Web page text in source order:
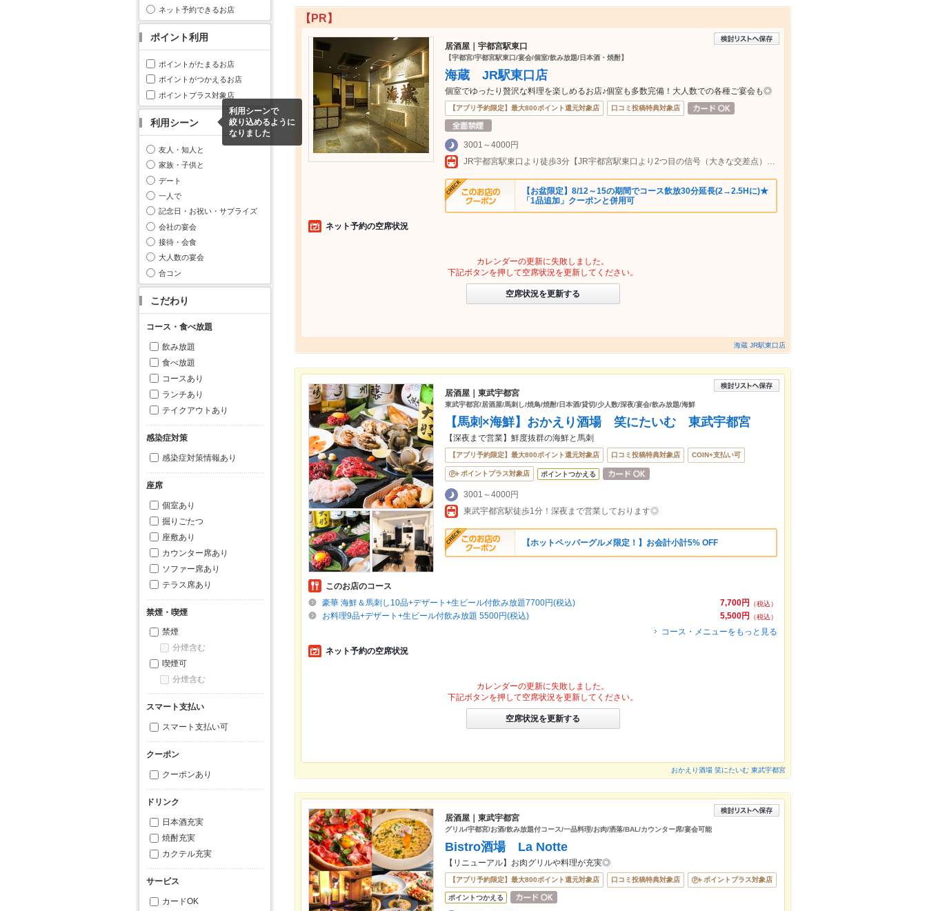
ネット予約できるお店
ポイント利用
ポイントがたまるお店
ポイントがつかえるお店
ポイントプラス対象店
利用シーン
利用シーンで
絞り込めるように
なりました
友人・知人と
家族・子供と
デート
一人で
記念日・お祝い・サプライズ
会社の宴会
接待・会食
大人数の宴会
合コン
こだわり
コース・食べ放題
飲み放題
食べ放題
コースあり
ランチあり
テイクアウトあり
感染症対策
感染症対策情報あり
座席
個室あり
掘りごたつ
座敷あり
カウンター席あり
ソファー席あり
テラス席あり
禁煙・喫煙
禁煙
分煙含む
喫煙可
分煙含む
スマート支払い
スマート支払い可
クーポン
クーポンあり
ドリンク
日本酒充実
焼酎充実
カクテル充実
サービス
カードOK
【PR】
居酒屋｜宇都宮駅東口
【宇都宮/宇都宮駅東口/宴会/個室/飲み放題/日本酒・焼酎】
海蔵 JR駅東口店
個室でゆったり贅沢な料理を楽しめるお店♪個室も多数完備！大人数での各種ご宴会も◎
【アプリ予約限定】最大800ポイント還元対象店 口コミ投稿特典対象店
3001～4000円
JR宇都宮駅東口より徒歩3分【JR宇都宮駅東口より2つ目の信号（大きな交差点）を右折（石井街道方面へ）約30m先】
【お盆限定】8/12～15の期間でコース飲放30分延長(2→2.5Hに)★
「1品追加」クーポンと併用可
ネット予約の空席状況
カレンダーの更新に失敗しました。
下記ボタンを押して空席状況を更新してください。
空席状況を更新する
海蔵 JR駅東口店
居酒屋｜東武宇都宮
東武宇都宮/居酒屋/馬刺し/焼鳥/焼酎/日本酒/貸切/少人数/深夜/宴会/飲み放題/海鮮
【馬刺×海鮮】おかえり酒場 笑にたいむ 東武宇都宮
【深夜まで営業】鮮度抜群の海鮮と馬刺
【アプリ予約限定】最大800ポイント還元対象店 口コミ投稿特典対象店 COIN+支払い可
ポイントプラス対象店 ポイントつかえる
3001～4000円
東武宇都宮駅徒歩1分！深夜まで営業しております◎
【ホットペッパーグルメ限定！】お会計小計5% OFF
このお店のコース
7,700円
（税込）
豪華 海鮮＆馬刺し10品+デザート+生ビール付飲み放題7700円(税込)
5,500円
（税込）
お料理9品+デザート+生ビール付飲み放題 5500円(税込)
コース・メニューをもっと見る
ネット予約の空席状況
カレンダーの更新に失敗しました。
下記ボタンを押して空席状況を更新してください。
空席状況を更新する
おかえり酒場 笑にたいむ 東武宇都宮
居酒屋｜東武宇都宮
グリル/宇都宮/お酒/飲み放題付コース/一品料理/お肉/洒落/BAL/カウンター席/宴会可能
Bistro酒場 La Notte
【リニューアル】お肉グリルや料理が充実◎
【アプリ予約限定】最大800ポイント還元対象店 口コミ投稿特典対象店 ポイントプラス対象店
ポイントつかえる